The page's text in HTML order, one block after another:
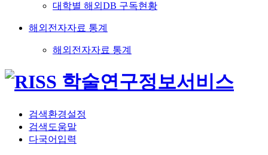
대학별 해외DB 구독현황
해외전자자료 통계
해외전자자료 통계
검색환경설정
검색도움말
다국어입력